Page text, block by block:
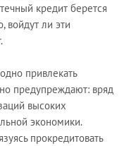
кредит берется
войдут ли эти
привлекать
предупреждают: вряд
высоких
экономики.
прокредитовать